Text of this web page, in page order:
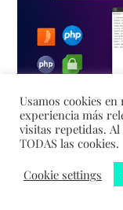
Usamos cookies
experiencia más
visitas repetidas. Al
TODAS las cookies.
Cookie settings